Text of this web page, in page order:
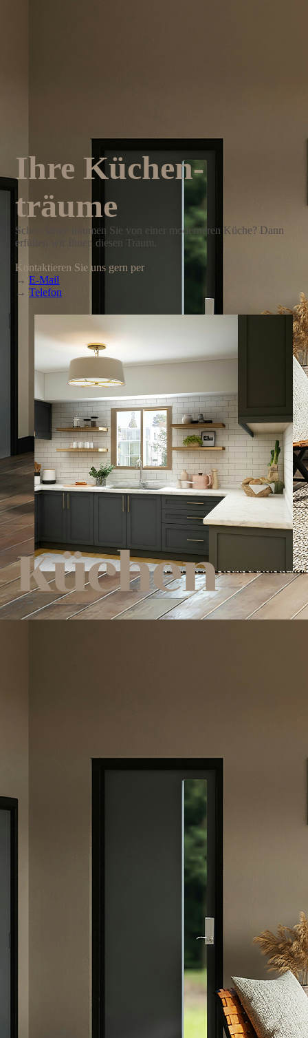
Ihre Küchen­
träume
Schon lange träumen Sie von einer moderneren Küche? Dann
erfüllen wir Ihnen diesen Traum.
Kontaktieren Sie uns gern per
→E-Mail
→Telefon